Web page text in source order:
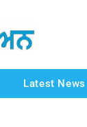
Latest News